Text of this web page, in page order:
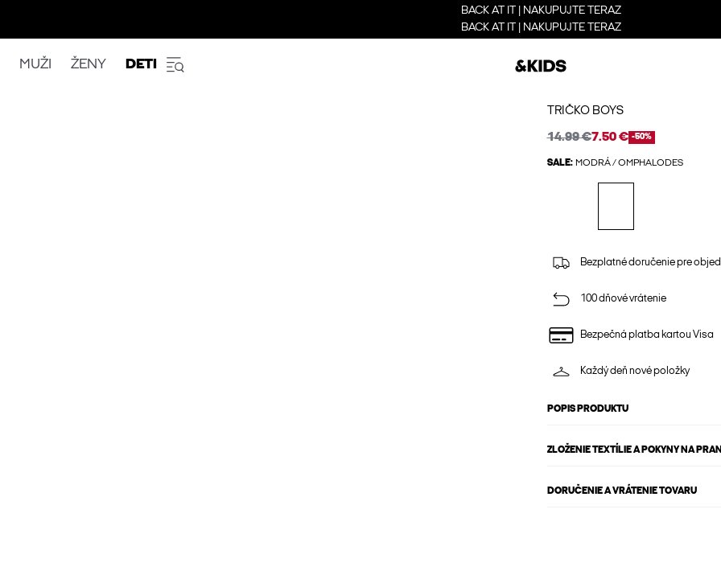
BACK AT IT | NAKUPUJTE TERAZ
BACK AT IT | NAKUPUJTE TERAZ
MUŽI ŽENY DETI
TRIČKO BOYS
14.99 €7.50 € -50%
SALE: MODRÁ / OMPHALODES
Bezplatné doručenie pre
100 dňové vrátenie
Bezpečná platba kartou Visa
Každý deň nové položky
POPIS PRODUKTU
ZLOŽENIE TEXTÍLIE A POKYNY NA
DORUČENIE A VRÁTENIE TOVARU